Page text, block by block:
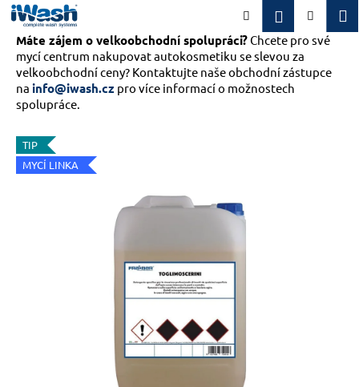
Přejít
obsah
Hledat Přihlášení
Nákupní
košík
TIP
MYCÍ LINKA
Máte zájem o velkoobchodní spolupráci?Chcete pro své
mycí centrum nakupovat autokosmetiku se slevou za
velkoobchodní ceny? Kontaktujte naše obchodní zástupce
na info@iwash.cz pro více informací o možnostech
spolupráce.
K
Zpět
Zpět
C
o
o
t